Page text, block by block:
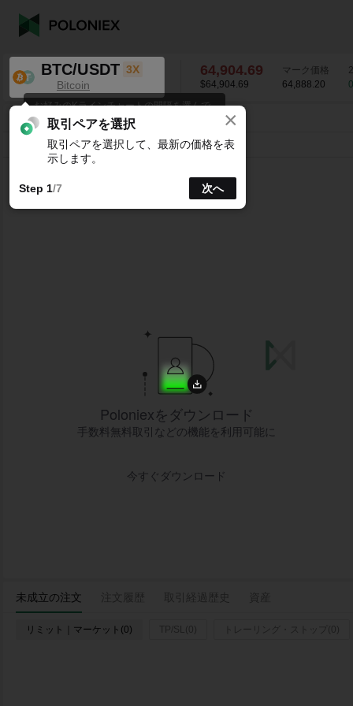
BTC/USDT 3X
Bitcoin
64,904.69
$64,904.69
マーク価格
64,888.03
BTC/USDT 0.84 % 64,904.69
15分 1時4時1日1週
未成立の注文 注文履歴 取引経過歴史 資産
リミット｜マーケット(0) TP/SL(0) トレーリング・ストップ(0)
Poloniexをダウンロード
手数料無料取引などの機能を利用可能に
今すぐダウンロード
お好みのKラインチャートの間隔を選んで
ください。
×
取引ペアを選択
取引ペアを選択して、最新の価格を表
示します。
Step 1/7 次へ